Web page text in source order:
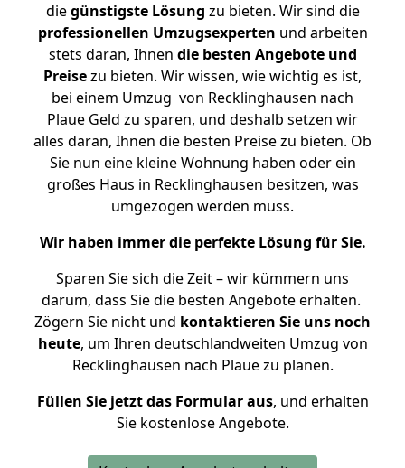
diegünstigste Lösung zu bieten. Wir sind die
professionellen Umzugsexperten und arbeiten
stets daran, Ihnen die besten Angebote und
Preisezu bieten. Wir wissen, wie wichtig es ist,
bei einem Umzug von Recklinghausen nach
Plaue Geld zu sparen, und deshalb setzen wir
alles daran, Ihnen die besten Preise zu bieten. Ob
Sie nun eine kleine Wohnung haben oder ein
großes Haus in Recklinghausen besitzen, was
umgezogen werden muss.
Wir haben immer die perfekte Lösung für Sie.
Sparen Sie sich die Zeit – wir kümmern uns
darum, dass Sie die besten Angebote erhalten.
Zögern Sie nicht und kontaktieren Sie uns noch
heute, um Ihren deutschlandweiten Umzug von
Recklinghausen nach Plaue zu planen.
Füllen Sie jetzt das Formular aus, und erhalten
Sie kostenlose Angebote.